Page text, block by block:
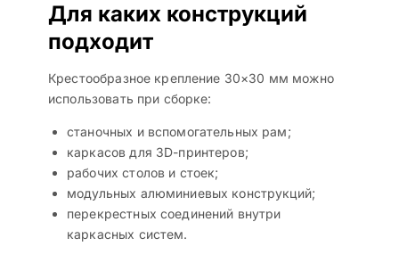
Для каких конструкций
подходит
Крестообразное крепление 30×30 мм можно
использовать при сборке:
станочных и вспомогательных рам;
каркасов для 3D-принтеров;
рабочих столов и стоек;
модульных алюминиевых конструкций;
перекрестных соединений внутри
каркасных систем.